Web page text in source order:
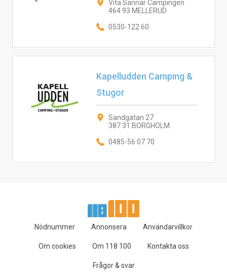
Vita Sannar Campingen
464 93 MELLERUD
0530-122 60
Kapelludden Camping &
Stugor
Sandgatan 27
387 31 BORGHOLM
0485-56 07 70
Nödnummer Annonsera Användarvillkor
Om cookies Om 118 100 Kontakta oss
Frågor & svar